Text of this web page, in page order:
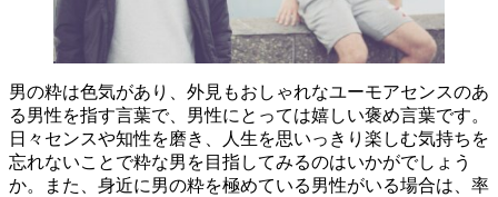
男の粋は色気があり、外見もおしゃれなユーモアセンスのあ
る男性を指す言葉で、男性にとっては嬉しい褒め言葉です。
日々センスや知性を磨き、人生を思いっきり楽しむ気持ちを
忘れないことで粋な男を目指してみるのはいかがでしょう
か。また、身近に男の粋を極めている男性がいる場合は、率